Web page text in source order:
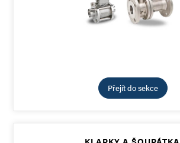
Přejít do sekce